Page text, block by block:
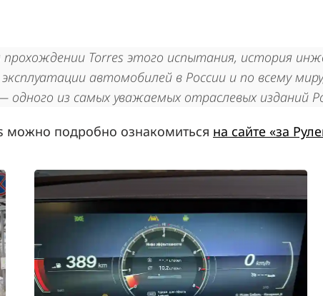
Torres этого испытания, история
автомобилей в России и по всему
из самых уважаемых отраслевых изданий
можно подробно ознакомиться на сайте «за